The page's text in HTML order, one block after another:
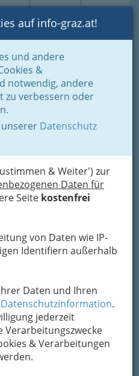
Login Toggle
auf info-graz.at!
und andere
&
notwendig, andere
zu verbessern oder
unserer Datenschutz
& Weiter') zur
Daten für
Seite kostenfrei
von Daten wie IP-
Identifiern außerhalb
Daten und Ihren
Datenschutzinformation.
jederzeit
Verarbeitungszwecke
& Verarbeitungen
Banken
der WKO
Alle Bezirke
Gössendorf
2
Graz